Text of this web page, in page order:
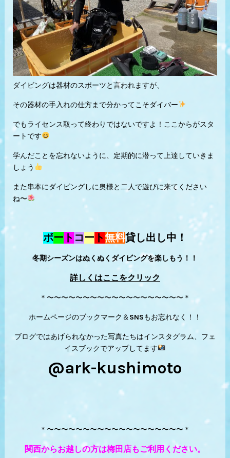
ダイビングは器材のスポーツと言われますが、
その器材の手入れの仕方まで分かってこそダイバー
でもライセンス取って終わりではないですよ！ここからがスタ
ートです
学んだことを忘れないように、定期的に潜って上達していきま
しょう
また串本にダイビングしに奥様と二人で遊びに来てください
ね〜
ボー ト コー ト無料貸し出し中！
冬期シーズンはぬくぬくダイビングを楽しもう！！
詳しくはここをクリック
＊〜〜〜〜〜〜〜〜〜〜〜〜〜〜〜〜〜〜〜＊
ホームページのブックマーク＆SNSもお忘れなく！！
ブログではあげられなかった写真たちはインスタグラム、フェ
イスブックでアップしてます
@ark-kushimoto
＊〜〜〜〜〜〜〜〜〜〜〜〜〜〜〜〜〜〜〜＊
関西からお越しの方は梅田店もご利用ください。